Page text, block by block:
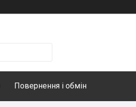
Повернення і обмін